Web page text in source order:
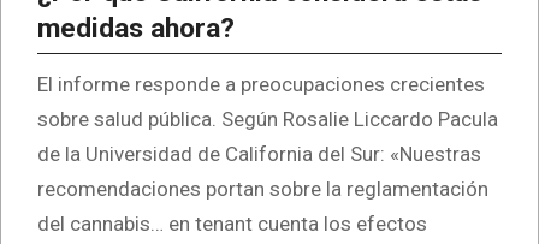
medidas ahora?
El informe responde a preocupaciones crecientes
sobre salud pública. Según Rosalie Liccardo Pacula
de la Universidad de California del Sur: «Nuestras
recomendaciones portan sobre la reglamentación
del cannabis… en tenant cuenta los efectos